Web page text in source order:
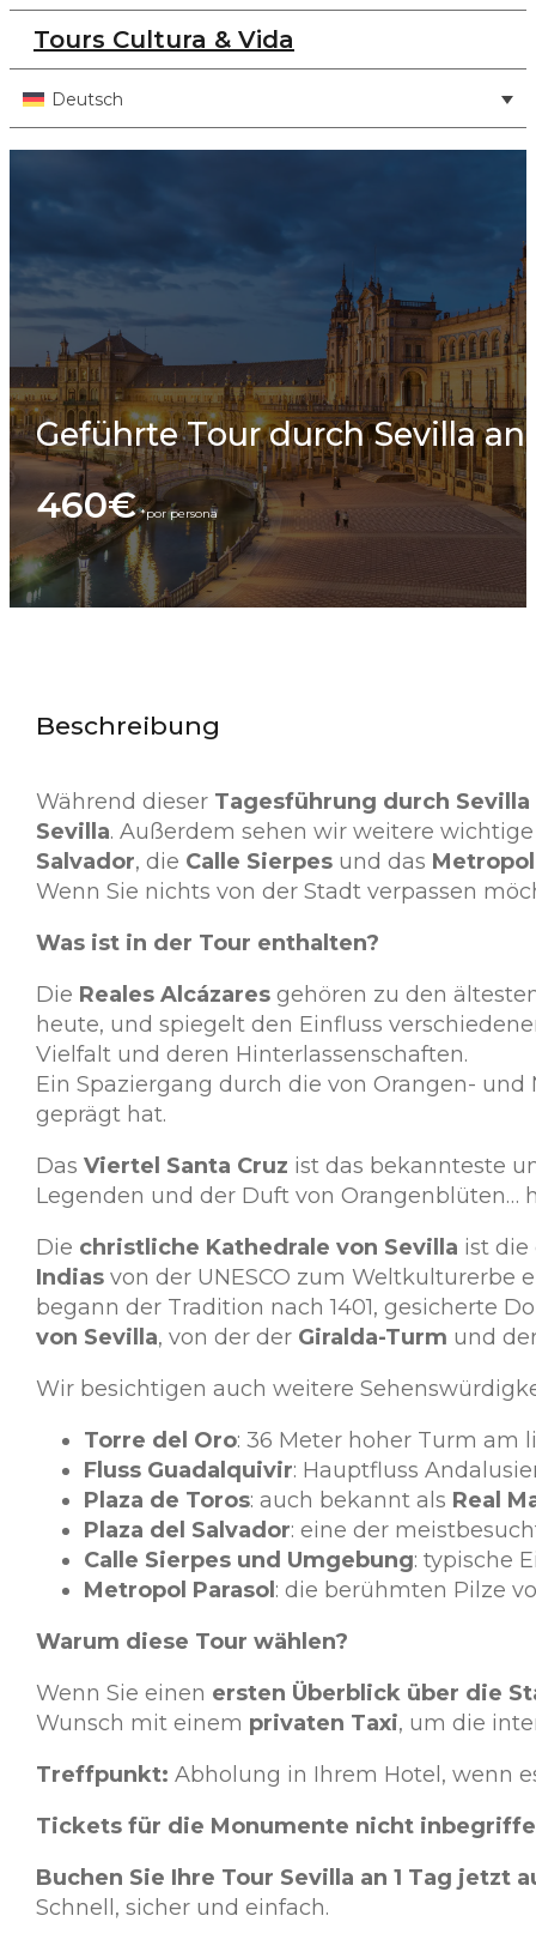
Tours Cultura & Vida
Deutsch
Geführte Tour durch Sevilla an
460€
Beschreibung
Während dieser Tagesführung durch Sevilla
Sevilla. Außerdem sehen wir weitere
Salvador, die Calle Sierpesund das
Wenn Sie nichts von der Stadt verpassen
Was ist in der Tour enthalten?
Die Reales Alcázaresgehören zu den
heute, und spiegelt den Einfluss
Vielfalt und deren Hinterlassenschaften.
Ein Spaziergang durch die von Orangen-
geprägt hat.
Das Viertel Santa Cruz ist das bekannteste
Legenden und der Duft von Orangenblüten…
Die christliche Kathedrale von Sevilla ist die
Indiasvon der UNESCO zum Weltkulturerbe
begann der Tradition nach 1401, gesicherte
von Sevilla, von der der Giralda-Turm und
Wir besichtigen auch weitere
Torre del Oro: 36 Meter hoher Turm am
Fluss Guadalquivir: Hauptfluss
Plaza de Toros: auch bekannt als Real
Plaza del Salvador: eine der
Calle Sierpes und Umgebung: typische
Metropol Parasol: die berühmten Pilze
Warum diese Tour wählen?
Wenn Sie einen ersten Überblick über die
Wunsch mit einem privaten Taxi, um die
Treffpunkt: Abholung in Ihrem Hotel, wenn
Tickets für die Monumente nicht
Buchen Sie Ihre Tour Sevilla an 1 Tag jetzt
Schnell, sicher und einfach.